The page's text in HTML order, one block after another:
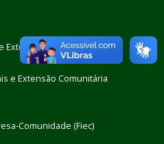
Extensão
e Extensão Comunitária
Comunidade (Fiec)